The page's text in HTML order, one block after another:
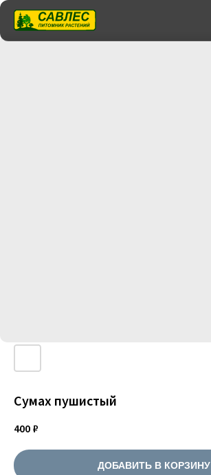
Сумах пушистый
400 ₽
ДОБАВИТЬ В КОРЗИНУ